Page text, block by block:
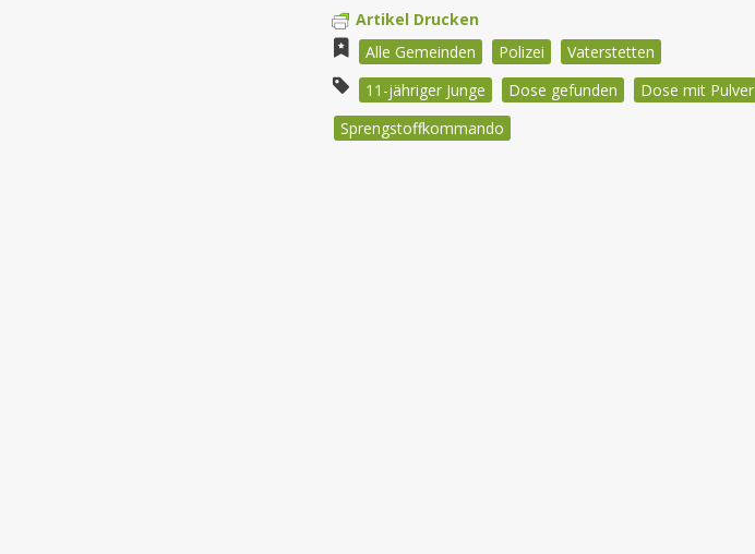
Artikel Drucken
Alle Gemeinden
Polizei
Vaterstetten
11-jähriger Junge
Dose gefunden Dose mit Pulver
Sprengstoffkommando